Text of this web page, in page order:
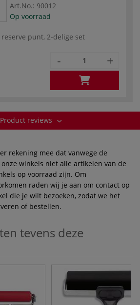
Art.No.: 90012
Op voorraad
reserve punt, 2-delige set
- +
Product reviews
rekening mee dat vanwege de
winkels niet alle artikelen van de
op voorraad zijn. Om
raden wij je aan om contact op
die je wilt bezoeken, zodat we het
of bestellen.
tevens deze